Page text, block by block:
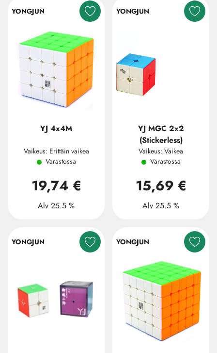
YONGJUN
YJ 4x4M
Vaikeus: Erittäin vaikea
Varastossa
19,74 €
Alv 25.5 %
YONGJUN
YJ MGC 2x2
(Stickerless)
Vaikeus: Vaikea
Varastossa
15,69 €
Alv 25.5 %
YONGJUN YONGJUN